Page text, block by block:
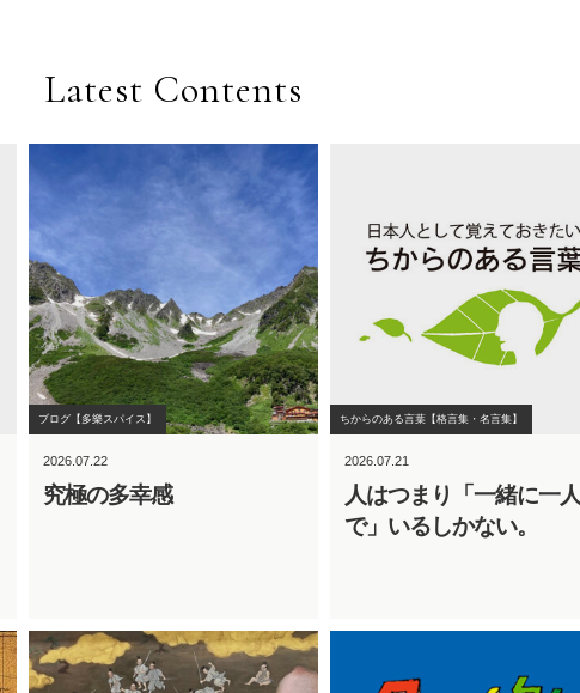
Latest Contents
2026.07.22
究極の多幸感
ブログ【多樂スパイス】
2026.07.21
人はつまり「一緒に一人
で」いるしかない。
ちからのある言葉【格言集・名言集】